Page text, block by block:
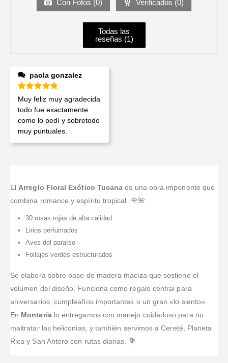
Con Fotos (0) Verificados (0)
Todas las
reseñas (1)
paola gonzalez
Valorado en de 5
Muy feliz muy agradecida
todo fue exactamente
como lo pedí y sobretodo
muy puntuales.
El Arreglo Floral Exótico Tucana es una obra imponente que
combina romance y espíritu tropical. 🌹🌺
30 rosas rojas de alta calidad
Lirios perfumados
Aves del paraíso
Follajes verdes estructurados
Se elabora sobre base de madera maciza que sostiene el
volumen del diseño. Funciona como regalo central para
aniversarios, cumpleaños importantes o un gran «lo siento».
En Monteríalo entregamos con manejo cuidadoso para no
maltratar las heliconias, y también servimos a Cereté, Planeta
Rica y San Antero con rutas diarias. 💐